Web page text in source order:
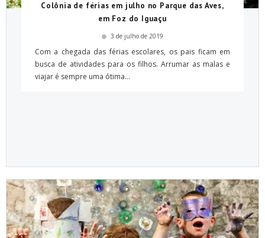
Colônia de férias em julho no Parque das Aves,
em Foz do Iguaçu
3 de julho de 2019
Com a chegada das férias escolares, os pais ficam em
busca de atividades para os filhos. Arrumar as malas e
viajar é sempre uma ótima...